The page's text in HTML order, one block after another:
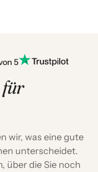
5
für
wir, was eine gute
unterscheidet.
über die Sie noch